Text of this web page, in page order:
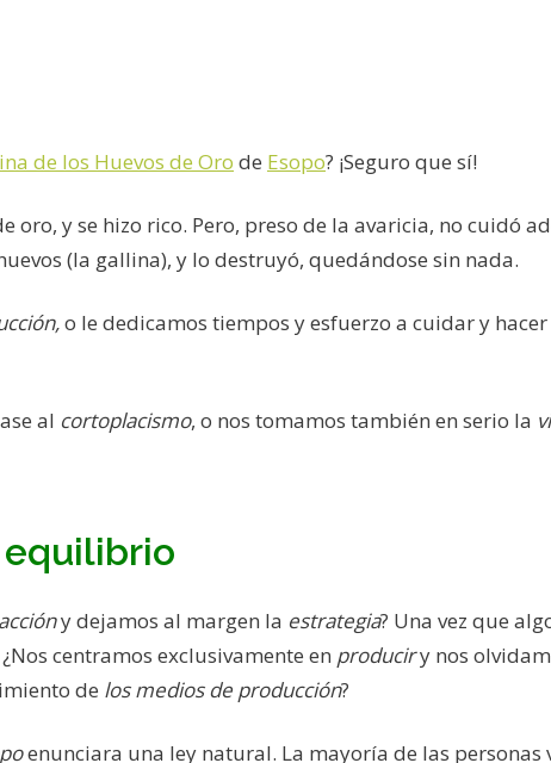
de los Huevos de Oro de Esopo? ¡Seguro que sí!
oro, y se hizo rico. Pero, preso de la avaricia, no cuidó
(la gallina), y lo destruyó, quedándose sin nada.
o le dedicamos tiempos y esfuerzo a cuidar y hacer
al cortoplacismo, o nos tomamos también en serio la
accióny dejamos al margen la estrategia? Una vez que
centramos exclusivamente en produciry nos
de los medios de producción?
enunciara una ley natural. La mayoría de las personas